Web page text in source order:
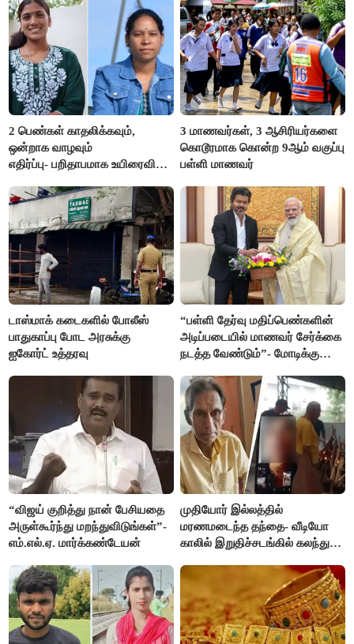
2 பெண்கள் காதலிக்கவும்,
ஒன்றாக வாழவும்
எதிர்ப்பு- பறிதாபமாக உயிரைவிட்ட
3 மாணவர்கள், 3 ஆசிரியர்களை
கொடூரமாக கொன்ற 9ஆம் வகுப்பு
பள்ளி மாணவர்
டாஸ்மாக் கடைகளில் போலீஸ்
பாதுகாப்பு போட அரசுக்கு
ஐகோர்ட் உத்தரவு
“பள்ளி தேர்வு மதிப்பெண்களின்
அடிப்படையில் மாணவர் சேர்க்கை
நடத்த வேண்டும்”- மோடிக்கு
“விஜய் குறித்து நான் பேசியதை
அருள்கூர்ந்து மறந்துவிடுங்கள்”-
எம்.எல்.ஏ. மார்க்கண்டேயன்
முதியோர் இல்லத்தில்
மரணமடைந்த தந்தை- வீடியோ
காலில் இறுதிச்சடங்கில் கலந்து